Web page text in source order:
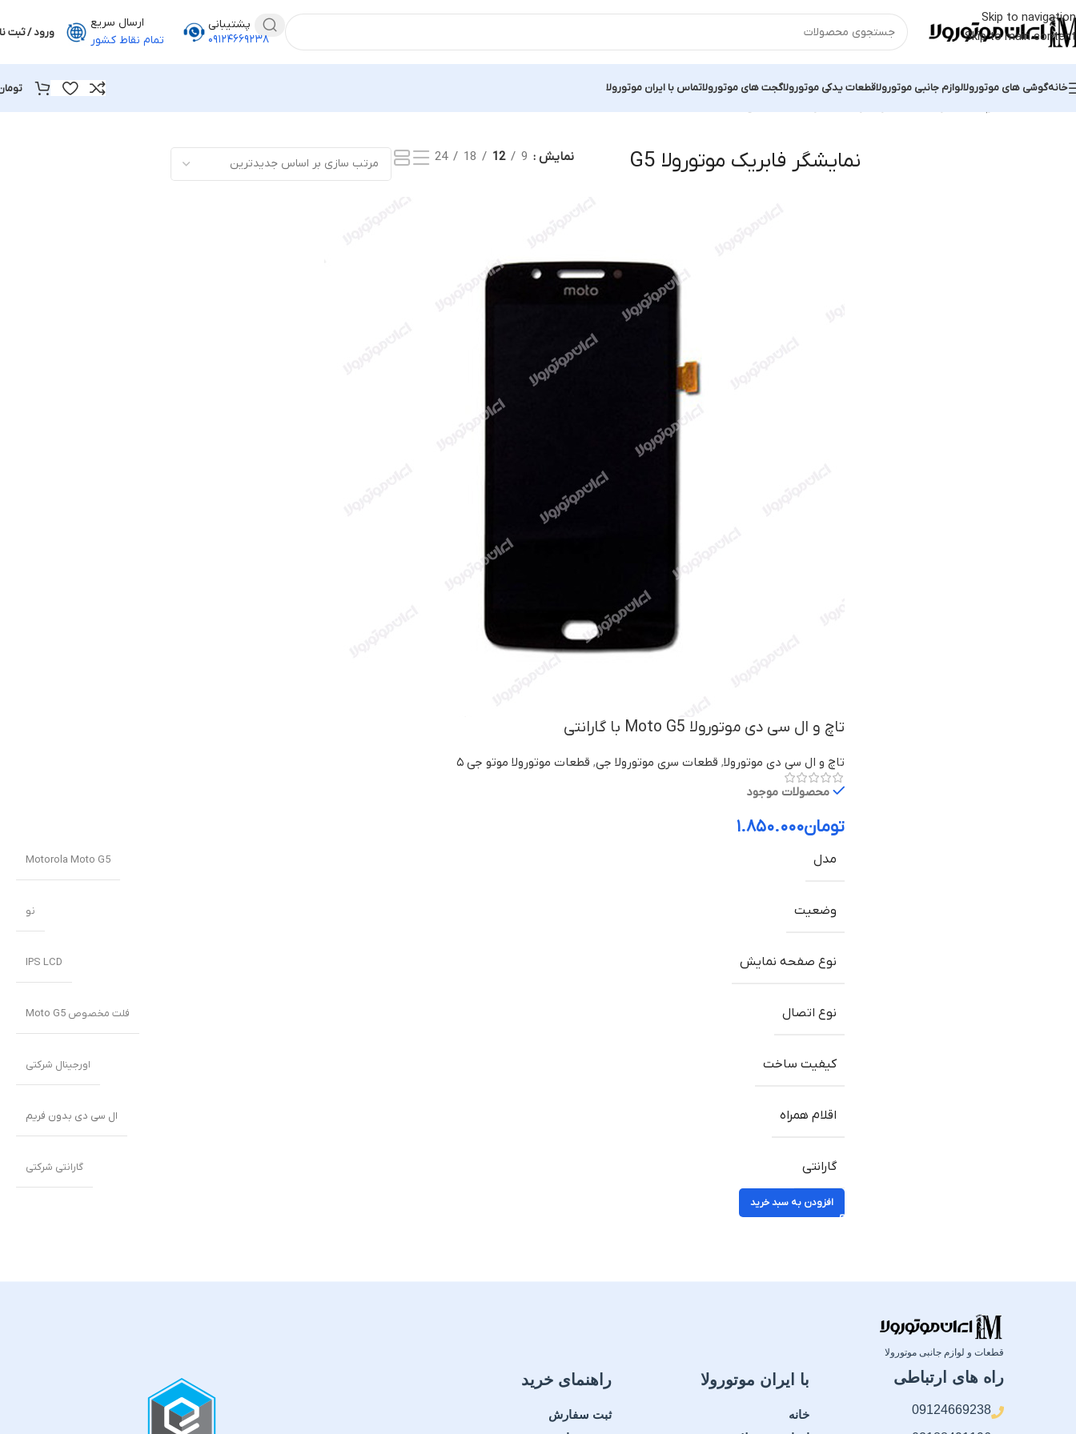
Skip to navigation
Skip to main content
پشتیبانی
۰۹۱۲۴۶۶۹۲۳۸
ارسال سریع
تمام نقاط کشور
ورود / ثبت
خانهگوشی های موتورولالوازم جانبی موتورولاقطعات یدکی موتورولاگجت های موتورولاتماس با ایران موتورولا
نمایشگر فابریک موتورولا G5 نمایش 9
12
18
24
تاچ و ال سی دی موتورولا Moto G5 با گارانتی
تاچ و ال سی دی موتورولا, قطعات سری موتورولا جی, قطعات موتورولا موتو جی ۵
محصولات موجود
تومان۱.۸۵۰.۰۰۰
مدل Motorola Moto G5
وضعیت نو
نوع صفحه نمایش IPS LCD
نوع اتصال فلت مخصوص Moto G5
کیفیت ساخت اورجینال شرکتی
اقلام همراه ال سی دی بدون فریم
گارانتی گارانتی شرکتی
افزودن به سبد خرید
قطعات و لوازم جانبی موتورولا
راه های ارتباطی
09124669238
با ایران موتورولا
خانه
راهنمای خرید
ثبت سفارش